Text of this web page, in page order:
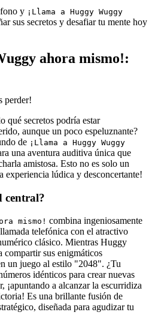
y ¡Llama a Huggy Wuggy
sus secretos y desafiar tu mente hoy
ahora mismo!:
perder!
qué secretos podría estar
aunque un poco espeluznante?
de ¡Llama a Huggy Wuggy
una aventura auditiva única que
amistosa. Esto no es solo un
experiencia lúdica y desconcertante!
central?
mismo! combina ingeniosamente
telefónica con el atractivo
clásico. Mientras Huggy
compartir sus enigmáticos
un juego al estilo "2048". ¿Tu
idénticos para crear nuevas
¡apuntando a alcanzar la escurridiza
Es una brillante fusión de
diseñada para agudizar tu